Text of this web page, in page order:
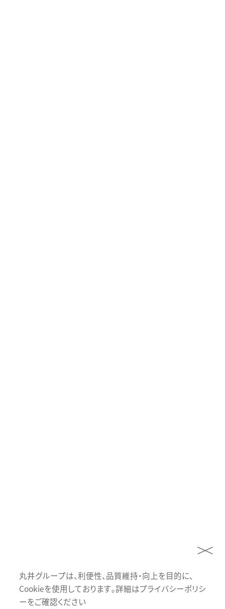
丸井グループは、利便性、品質維持・向上を目的に、
Cookieを使用しております。詳細はプライバシーポリシ
ーをご確認ください